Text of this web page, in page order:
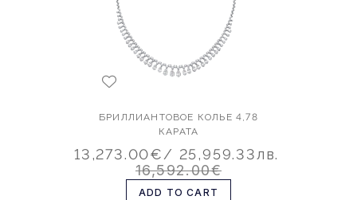
БРИЛЛИАНТОВОЕ КОЛЬЕ 4,78
КАРАТА
13,273.00€/ 25,959.33лв.
16,592.00€
ADD TO CART